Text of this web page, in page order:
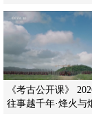
趣味冬奥会 上
2010-02-02 04:33:34
黑长尾猴的城市生活
（五）
《考古公开课》
往事越千年·烽火与